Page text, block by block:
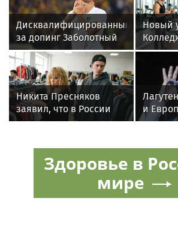
Дисквалифицированный
за допинг Заболотный
подписал контракт с
клубом Басты
Новый
Никита Пресняков
заявил, что в России
его обидели. И
из-за политики
и
дома в
Здоровье в
мире